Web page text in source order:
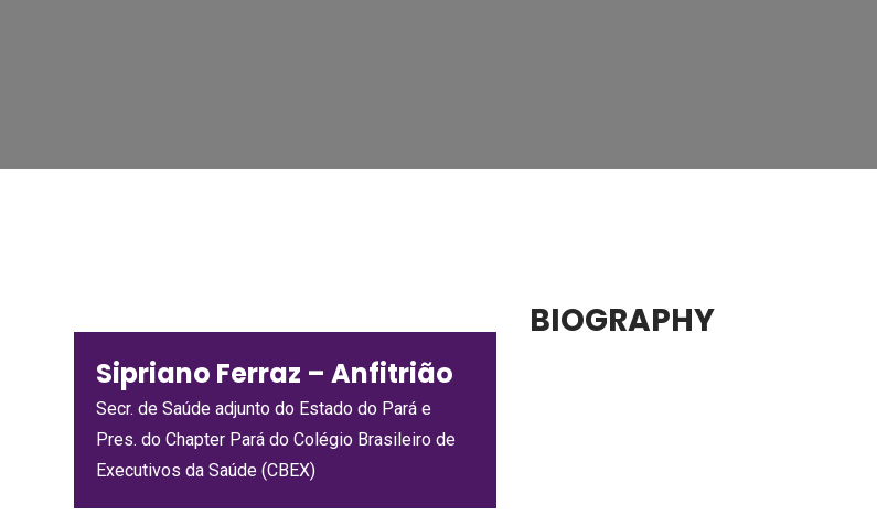
Sipriano Ferraz – Anfitrião
Secr. de Saúde adjunto do Estado do Pará e
Pres. do Chapter Pará do Colégio Brasileiro de
Executivos da Saúde (CBEX)
BIOGRAPHY